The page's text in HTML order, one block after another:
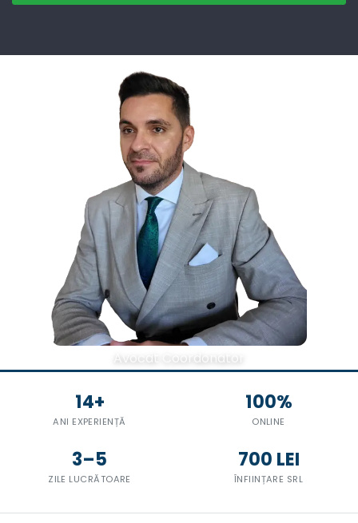
Avocat Coordonator
14+
ANI EXPERIENȚĂ
100%
ONLINE
3–5
ZILE LUCRĂTOARE
700 LEI
ÎNFIINȚARE SRL